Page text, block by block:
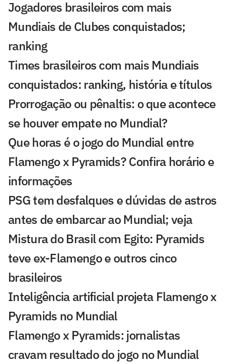
Jogadores brasileiros com mais
Mundiais de Clubes conquistados;
ranking
Times brasileiros com mais Mundiais
conquistados: ranking, história e títulos
Prorrogação ou pênaltis: o que acontece
se houver empate no Mundial?
Que horas é o jogo do Mundial entre
Flamengo x Pyramids? Confira horário e
informações
PSG tem desfalques e dúvidas de astros
antes de embarcar ao Mundial; veja
Mistura do Brasil com Egito: Pyramids
teve ex-Flamengo e outros cinco
brasileiros
Inteligência artificial projeta Flamengo x
Pyramids no Mundial
Flamengo x Pyramids: jornalistas
cravam resultado do jogo no Mundial